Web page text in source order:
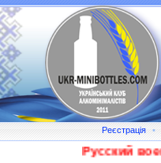
Реєстрація •
Русский